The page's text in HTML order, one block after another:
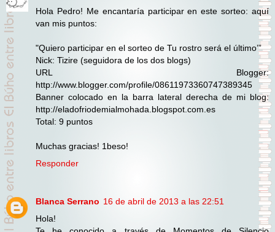
Hola Pedro! Me encantaría participar en este sorteo: aquí
van mis puntos:
"Quiero participar en el sorteo de Tu rostro será el último’”
Nick: Tizire (seguidora de los dos blogs)
URL Blogger:
http://www.blogger.com/profile/08611973360747389345
Banner colocado en la barra lateral derecha de mi blog:
http://eladofriodemialmohada.blogspot.com.es
Total: 9 puntos
Muchas gracias! 1beso!
Responder
Blanca Serrano 16 de abril de 2013 a las 22:51
Hola!